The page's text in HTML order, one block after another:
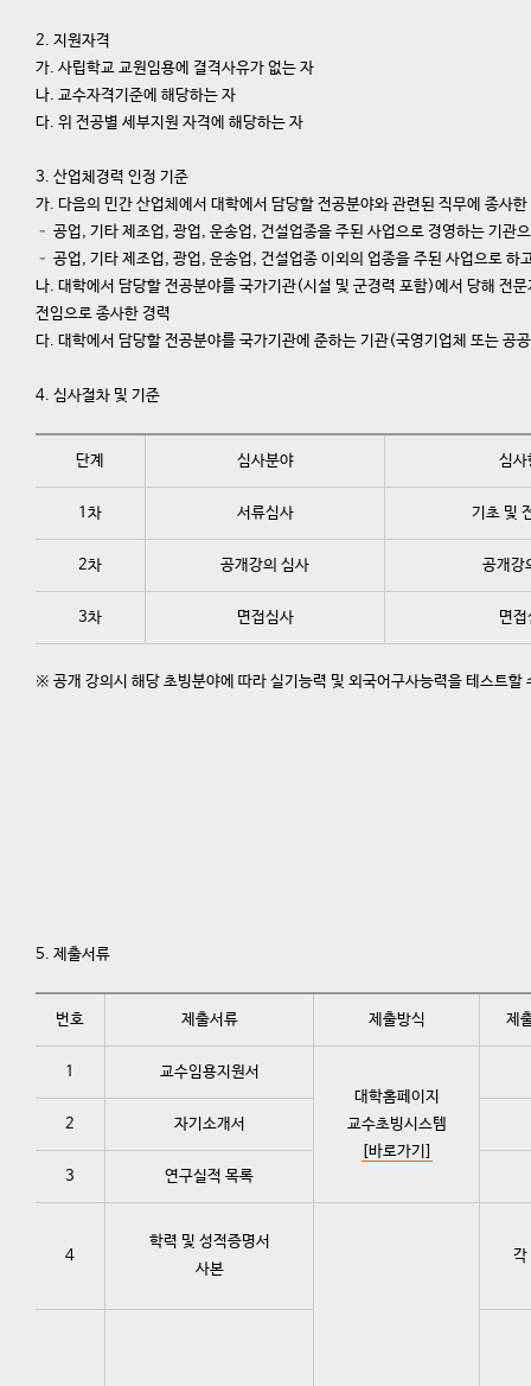
2. 지원자격
가. 사립학교 교원임용에 결격사유가 없는 자
나. 교수자격기준에 해당하는 자
다. 위 전공별 세부지원 자격에 해당하는 자
3. 산업체경력 인정 기준
가. 다음의 민간 산업체에서 대학에서 담당할 전공분야와 관련된 직무에 종사한
– 공업, 기타 제조업, 광업, 운송업, 건설업종을 주된 사업으로 경영하는 기관
– 공업, 기타 제조업, 광업, 운송업, 건설업종 이외의 업종을 주된 사업으로
나. 대학에서 담당할 전공분야를 국가기관(시설 및 군경력 포함)에서 당해 전
전임으로 종사한 경력
다. 대학에서 담당할 전공분야를 국가기관에 준하는 기관(국영기업체 또는 공
4. 심사절차 및 기준
단계 심사분야 심사
1차 서류심사 기초 및
2차 공개강의 심사 공개강
3차 면접심사 면접
※ 공개 강의시 해당 초빙분야에 따라 실기능력 및 외국어구사능력을 테스트할
5. 제출서류
번호 제출서류 제출방식 제
1
교수임용지원서
대학홈페이지
교수초빙시스템
[바로가기]
2 자기소개서
3 연구실적 목록
4
학력 및 성적증명서
사본
각